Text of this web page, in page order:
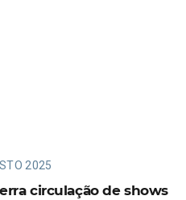
2025
circulação de shows